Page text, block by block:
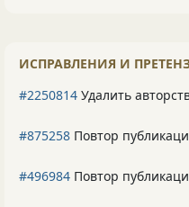
ИСПРАВЛЕНИЯ И
#2250814 Удалить
#875258 Повтор
#496984 Повтор